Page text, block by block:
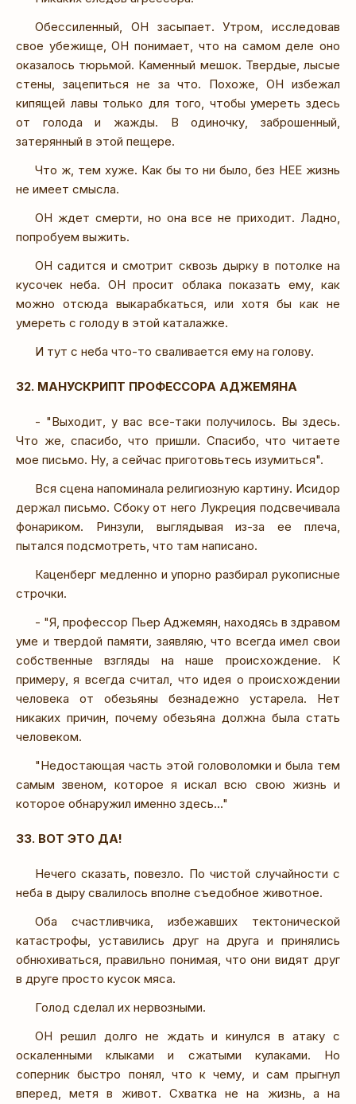
Обессиленный, ОН засыпает. Утром, исследовав
свое убежище, ОН понимает, что на самом деле оно
оказалось тюрьмой. Каменный мешок. Твердые, лысые
стены, зацепиться не за что. Похоже, ОН избежал
кипящей лавы только для того, чтобы умереть здесь
от голода и жажды. В одиночку, заброшенный,
затерянный в этой пещере.
Что ж, тем хуже. Как бы то ни было, без НЕЕ жизнь
не имеет смысла.
ОН ждет смерти, но она все не приходит. Ладно,
попробуем выжить.
ОН садится и смотрит сквозь дырку в потолке на
кусочек неба. ОН просит облака показать ему, как
можно отсюда выкарабкаться, или хотя бы как не
умереть с голоду в этой каталажке.
И тут с неба что-то сваливается ему на голову.
32. МАНУСКРИПТ ПРОФЕССОРА АДЖЕМЯНА
- "Выходит, у вас все-таки получилось. Вы здесь.
Что же, спасибо, что пришли. Спасибо, что читаете
мое письмо. Ну, а сейчас приготовьтесь изумиться".
Вся сцена напоминала религиозную картину. Исидор
держал письмо. Сбоку от него Лукреция подсвечивала
фонариком. Ринзули, выглядывая из-за ее плеча,
пытался подсмотреть, что там написано.
Каценберг медленно и упорно разбирал рукописные
строчки.
- "Я, профессор Пьер Аджемян, находясь в здравом
уме и твердой памяти, заявляю, что всегда имел свои
собственные взгляды на наше происхождение. К
примеру, я всегда считал, что идея о происхождении
человека от обезьяны безнадежно устарела. Нет
никаких причин, почему обезьяна должна была стать
человеком.
"Недостающая часть этой головоломки и была тем
самым звеном, которое я искал всю свою жизнь и
которое обнаружил именно здесь..."
33. ВОТ ЭТО ДА!
Нечего сказать, повезло. По чистой случайности с
неба в дыру свалилось вполне съедобное животное.
Оба счастливчика, избежавших тектонической
катастрофы, уставились друг на друга и принялись
обнюхиваться, правильно понимая, что они видят друг
в друге просто кусок мяса.
Голод сделал их нервозными.
ОН решил долго не ждать и кинулся в атаку с
оскаленными клыками и сжатыми кулаками. Но
соперник быстро понял, что к чему, и сам прыгнул
вперед, метя в живот. Схватка не на жизнь, а на